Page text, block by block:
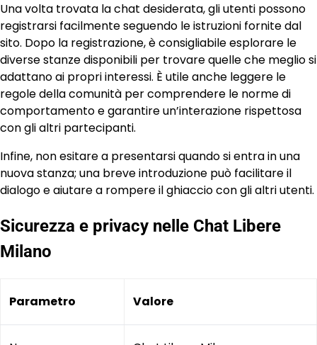
Una volta trovata la chat desiderata, gli utenti possono
registrarsi facilmente seguendo le istruzioni fornite dal
sito. Dopo la registrazione, è consigliabile esplorare le
diverse stanze disponibili per trovare quelle che meglio si
adattano ai propri interessi. È utile anche leggere le
regole della comunità per comprendere le norme di
comportamento e garantire un’interazione rispettosa
con gli altri partecipanti.
Infine, non esitare a presentarsi quando si entra in una
nuova stanza; una breve introduzione può facilitare il
dialogo e aiutare a rompere il ghiaccio con gli altri utenti.
Sicurezza e privacy nelle Chat Libere
Milano
Parametro Valore